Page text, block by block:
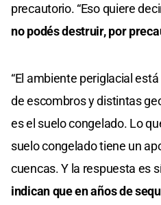
precautorio. “Eso quiere
no podés destruir, por
“El ambiente periglacial
de escombros y distintas
es el suelo congelado. Lo
suelo congelado tiene un
cuencas. Y la respuesta es
indican que en años de